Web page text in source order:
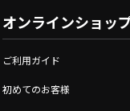
オンラインショッ
ご利用ガイド
初めてのお客様